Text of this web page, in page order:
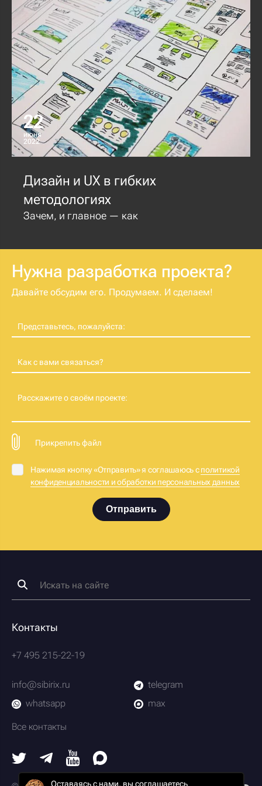
22
июня
2022
Дизайн и UX в гибких
методологиях
Зачем, и главное — как
Нужна разработка проекта?
Давайте обсудим его. Продумаем. И сделаем!
Представьтесь, пожалуйста:
Как с вами связаться?
Расскажите о своём проекте:
Прикрепить файл
Нажимая кнопку «Отправить» я соглашаюсь сполитикой
конфиденциальности и обработки персональных данных
Отправить
Оставаясь с нами, вы соглашаетесь
Контакты
+7 495 215-22-19
info@sibirix.ru
telegram
whatsapp
max
Все контакты